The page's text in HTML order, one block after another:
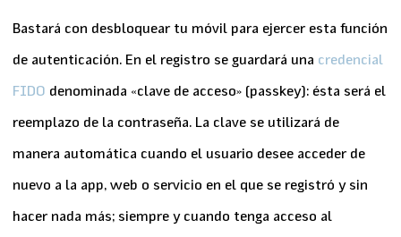
Bastará con desbloquear tu móvil para ejercer esta función
de autenticación. En el registro se guardará una credencial
FIDO denominada «clave de acceso» (passkey): ésta será el
reemplazo de la contraseña. La clave se utilizará de
manera automática cuando el usuario desee acceder de
nuevo a la app, web o servicio en el que se registró y sin
hacer nada más; siempre y cuando tenga acceso al